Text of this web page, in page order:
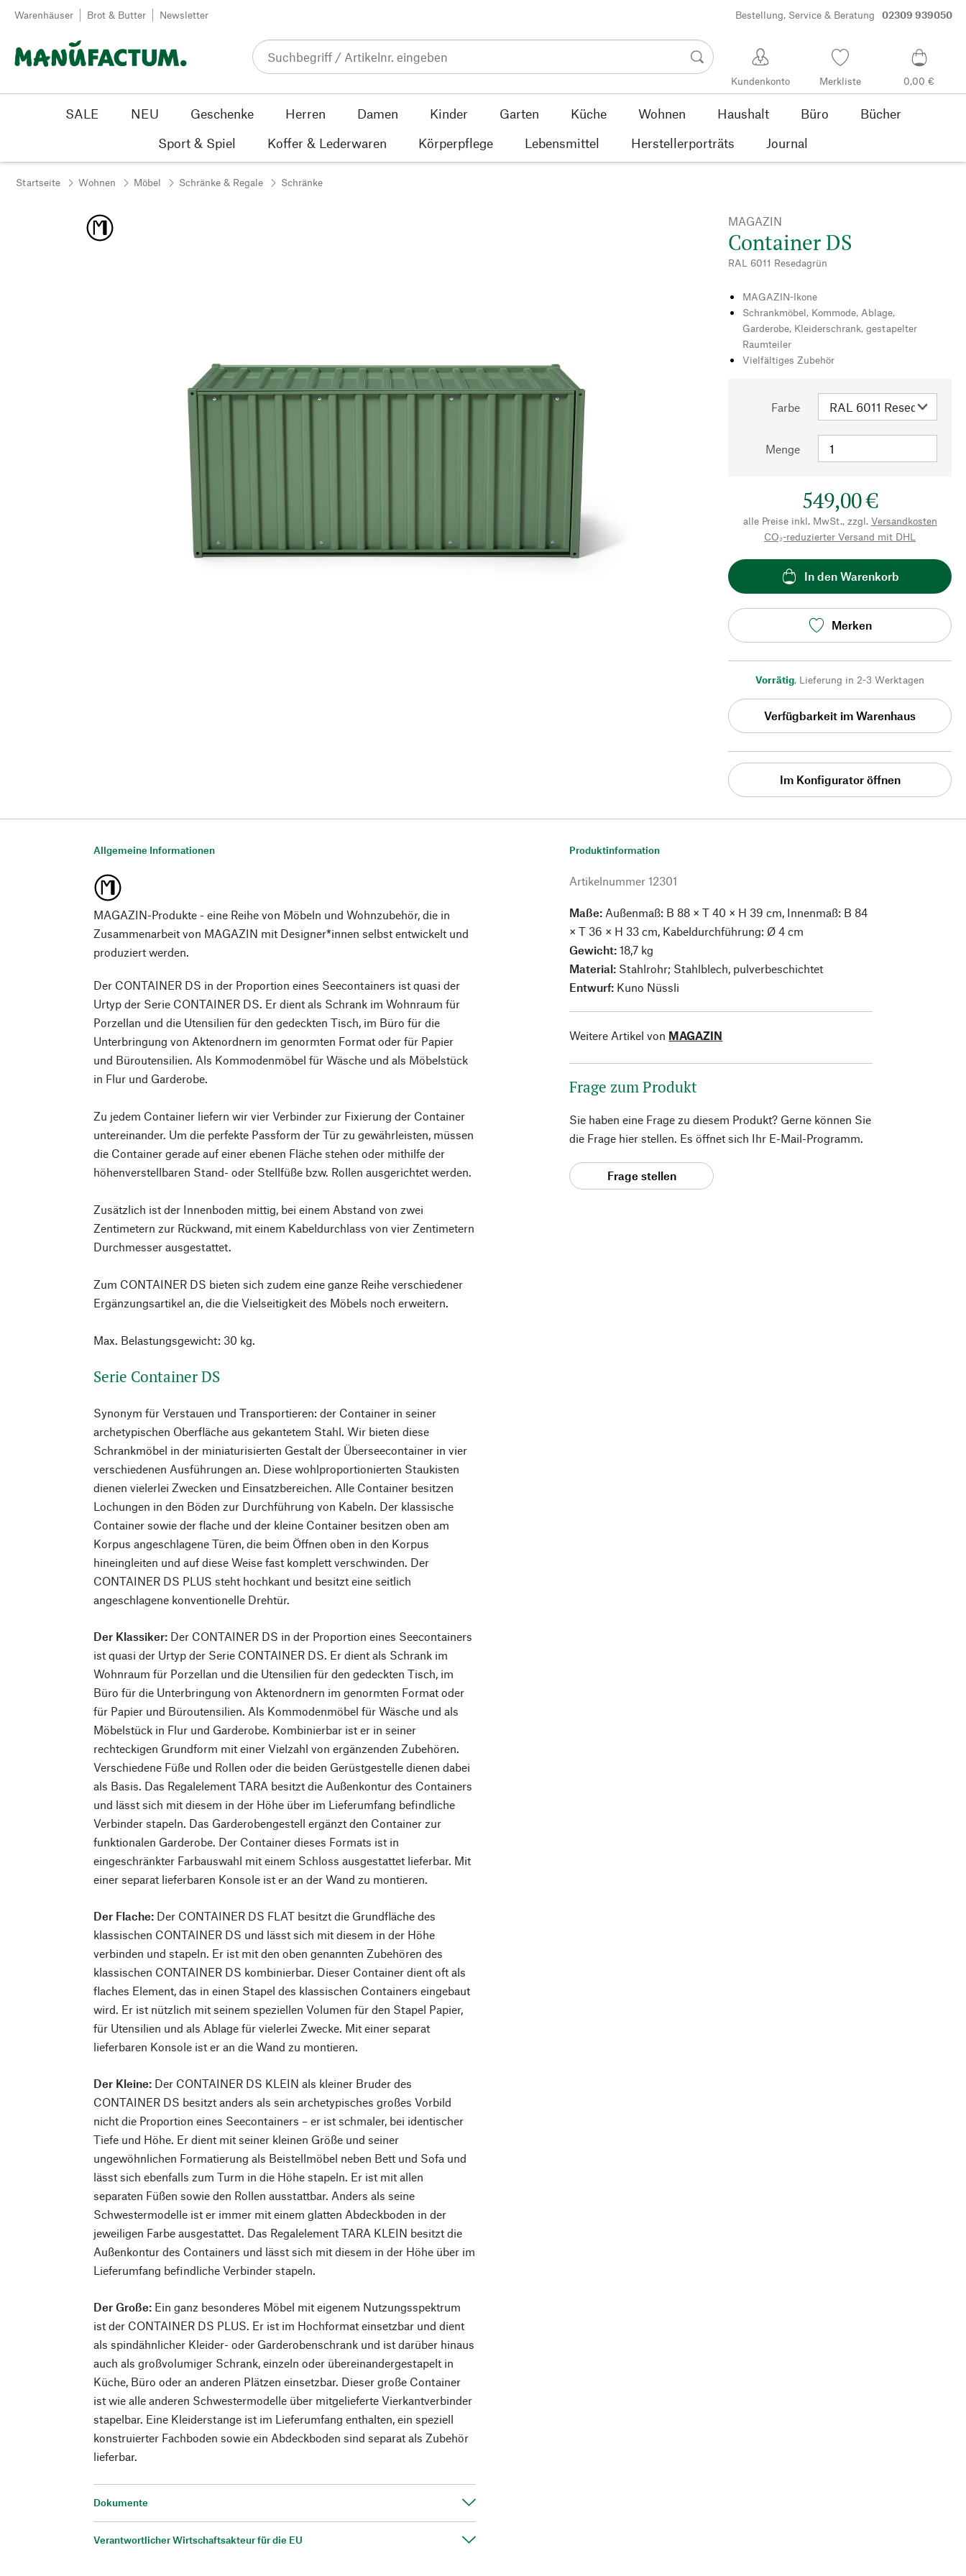
Zum Inhalt springen
Warenhäuser Brot & Butter Newsletter Bestellung, Service & Beratung 02309 939050
Kundenkonto Merkliste 0,00 €
SALE NEU Geschenke Herren Damen Kinder Garten Küche Wohnen Haushalt Büro
Bücher
Sport & Spiel
Koffer & Lederwaren Körperpflege Lebensmittel Herstellerporträts Journal
Startseite Wohnen Möbel Schränke & Regale Schränke
MAGAZIN
Container DS
RAL 6011 Resedagrün
MAGAZIN-Ikone
Schrankmöbel, Kommode, Ablage,
Garderobe, Kleiderschrank, gestapelter
Raumteiler
Vielfältiges Zubehör
Farbe
Menge
549,00 €
alle Preise inkl. MwSt., zzgl. Versandkosten
CO₂-reduzierter Versand mit DHL
In den Warenkorb
Merken
Vorrätig, Lieferung in 2-3 Werktagen
Verfügbarkeit im Warenhaus
Im Konfigurator öffnen
Allgemeine Informationen
MAGAZIN-Produkte - eine Reihe von Möbeln und Wohnzubehör, die in
Zusammenarbeit von MAGAZIN mit Designer*innen selbst entwickelt und
produziert werden.
Der CONTAINER DS in der Proportion eines Seecontainers ist quasi der
Urtyp der Serie CONTAINER DS. Er dient als Schrank im Wohnraum für
Porzellan und die Utensilien für den gedeckten Tisch, im Büro für die
Unterbringung von Aktenordnern im genormten Format oder für Papier
und Büroutensilien. Als Kommodenmöbel für Wäsche und als Möbelstück
in Flur und Garderobe.
Zu jedem Container liefern wir vier Verbinder zur Fixierung der Container
untereinander. Um die perfekte Passform der Tür zu gewährleisten, müssen
die Container gerade auf einer ebenen Fläche stehen oder mithilfe der
höhenverstellbaren Stand- oder Stellfüße bzw. Rollen ausgerichtet werden.
Zusätzlich ist der Innenboden mittig, bei einem Abstand von zwei
Zentimetern zur Rückwand, mit einem Kabeldurchlass von vier Zentimetern
Durchmesser ausgestattet.
Zum CONTAINER DS bieten sich zudem eine ganze Reihe verschiedener
Ergänzungsartikel an, die die Vielseitigkeit des Möbels noch erweitern.
Max. Belastungsgewicht: 30 kg.
Serie Container DS
Synonym für Verstauen und Transportieren: der Container in seiner
archetypischen Oberfläche aus gekantetem Stahl. Wir bieten diese
Schrankmöbel in der miniaturisierten Gestalt der Überseecontainer in vier
verschiedenen Ausführungen an. Diese wohlproportionierten Staukisten
dienen vielerlei Zwecken und Einsatzbereichen. Alle Container besitzen
Lochungen in den Böden zur Durchführung von Kabeln. Der klassische
Container sowie der flache und der kleine Container besitzen oben am
Korpus angeschlagene Türen, die beim Öffnen oben in den Korpus
hineingleiten und auf diese Weise fast komplett verschwinden. Der
CONTAINER DS PLUS steht hochkant und besitzt eine seitlich
angeschlagene konventionelle Drehtür.
Der Klassiker: Der CONTAINER DS in der Proportion eines Seecontainers
ist quasi der Urtyp der Serie CONTAINER DS. Er dient als Schrank im
Wohnraum für Porzellan und die Utensilien für den gedeckten Tisch, im
Büro für die Unterbringung von Aktenordnern im genormten Format oder
für Papier und Büroutensilien. Als Kommodenmöbel für Wäsche und als
Möbelstück in Flur und Garderobe. Kombinierbar ist er in seiner
rechteckigen Grundform mit einer Vielzahl von ergänzenden Zubehören.
Verschiedene Füße und Rollen oder die beiden Gerüstgestelle dienen dabei
als Basis. Das Regalelement TARA besitzt die Außenkontur des Containers
und lässt sich mit diesem in der Höhe über im Lieferumfang befindliche
Verbinder stapeln. Das Garderobengestell ergänzt den Container zur
funktionalen Garderobe. Der Container dieses Formats ist in
eingeschränkter Farbauswahl mit einem Schloss ausgestattet lieferbar. Mit
einer separat lieferbaren Konsole ist er an der Wand zu montieren.
Der Flache: Der CONTAINER DS FLAT besitzt die Grundfläche des
klassischen CONTAINER DS und lässt sich mit diesem in der Höhe
verbinden und stapeln. Er ist mit den oben genannten Zubehören des
klassischen CONTAINER DS kombinierbar. Dieser Container dient oft als
flaches Element, das in einen Stapel des klassischen Containers eingebaut
wird. Er ist nützlich mit seinem speziellen Volumen für den Stapel Papier,
für Utensilien und als Ablage für vielerlei Zwecke. Mit einer separat
lieferbaren Konsole ist er an die Wand zu montieren.
Der Kleine: Der CONTAINER DS KLEIN als kleiner Bruder des
CONTAINER DS besitzt anders als sein archetypisches großes Vorbild
nicht die Proportion eines Seecontainers – er ist schmaler, bei identischer
Tiefe und Höhe. Er dient mit seiner kleinen Größe und seiner
ungewöhnlichen Formatierung als Beistellmöbel neben Bett und Sofa und
lässt sich ebenfalls zum Turm in die Höhe stapeln. Er ist mit allen
separaten Füßen sowie den Rollen ausstattbar. Anders als seine
Schwestermodelle ist er immer mit einem glatten Abdeckboden in der
jeweiligen Farbe ausgestattet. Das Regalelement TARA KLEIN besitzt die
Außenkontur des Containers und lässt sich mit diesem in der Höhe über im
Lieferumfang befindliche Verbinder stapeln.
Der Große: Ein ganz besonderes Möbel mit eigenem Nutzungsspektrum
ist der CONTAINER DS PLUS. Er ist im Hochformat einsetzbar und dient
als spindähnlicher Kleider- oder Garderobenschrank und ist darüber hinaus
auch als großvolumiger Schrank, einzeln oder übereinandergestapelt in
Küche, Büro oder an anderen Plätzen einsetzbar. Dieser große Container
ist wie alle anderen Schwestermodelle über mitgelieferte Vierkantverbinder
stapelbar. Eine Kleiderstange ist im Lieferumfang enthalten, ein speziell
konstruierter Fachboden sowie ein Abdeckboden sind separat als Zubehör
lieferbar.
Dokumente
Verantwortlicher Wirtschaftsakteur für die EU
Produktinformation
Artikelnummer 12301
Maße: Außenmaß: B 88 × T 40 × H 39 cm, Innenmaß: B 84
× T 36 × H 33 cm, Kabeldurchführung: Ø 4 cm
Gewicht: 18,7 kg
Material: Stahlrohr; Stahlblech, pulverbeschichtet
Entwurf: Kuno Nüssli
Weitere Artikel von MAGAZIN
Frage zum Produkt
Sie haben eine Frage zu diesem Produkt? Gerne können Sie
die Frage hier stellen. Es öffnet sich Ihr E-Mail-Programm.
Frage stellen